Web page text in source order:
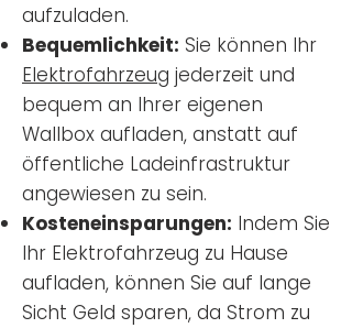
aufzuladen.
Bequemlichkeit: Sie können Ihr
Elektrofahrzeug jederzeit und
bequem an Ihrer eigenen
Wallbox aufladen, anstatt auf
öffentliche Ladeinfrastruktur
angewiesen zu sein.
Kosteneinsparungen: Indem Sie
Ihr Elektrofahrzeug zu Hause
aufladen, können Sie auf lange
Sicht Geld sparen, da Strom zu